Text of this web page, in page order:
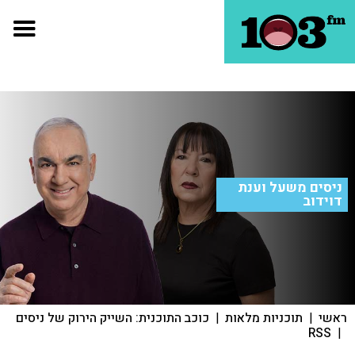
ניסים משעל וענת
דוידוב
ראשי | תוכניות מלאות | כוכב התוכנית: השייק הירוק של ניסים
|
RSS